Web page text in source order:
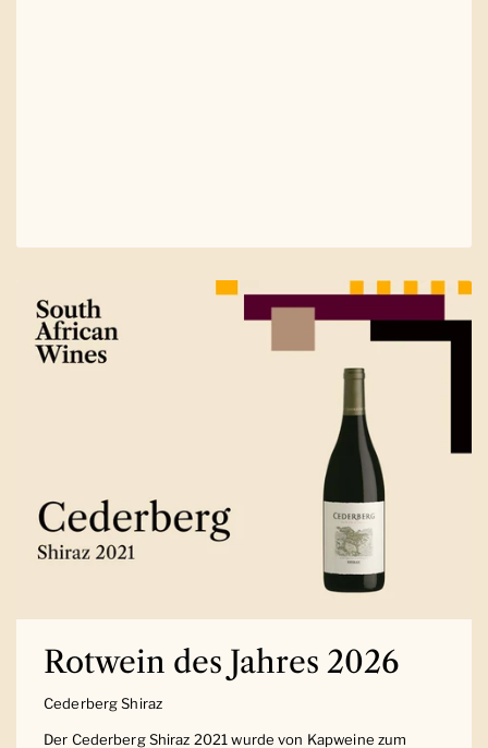
Rotwein des Jahres 2026
Cederberg Shiraz
Der Cederberg Shiraz 2021 wurde von Kapweine zum